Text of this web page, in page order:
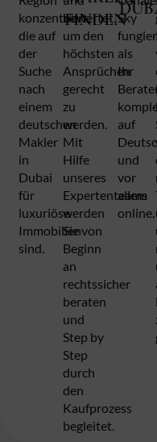
konzentriert,
die auf
der
Suche
nach
einem
deutschen
Makler
in
Dubai
für
luxuriöse
Immobilien
sind.
FINDEN
bewertet,
um den
höchsten
Ansprüchen
gerecht
zu
werden.
Mit
Hilfe
unseres
Expertenteams
werden
Sie von
Beginn
an
rechtssicher
beraten
und
Step by
Step
durch
den
Kaufprozess
begleitet.
Sky
als
Ihr
auf
und
vor
allem
online.